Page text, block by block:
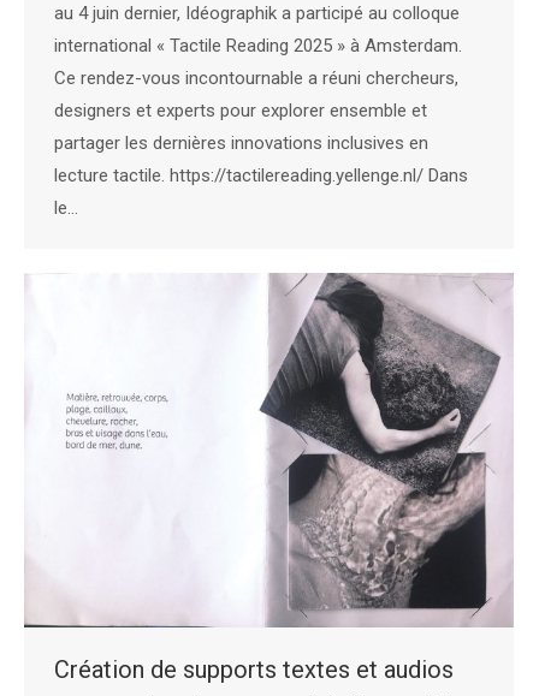
au 4 juin dernier, Idéographik a participé au colloque
international « Tactile Reading 2025 » à Amsterdam.
Ce rendez-vous incontournable a réuni chercheurs,
designers et experts pour explorer ensemble et
partager les dernières innovations inclusives en
lecture tactile. https://tactilereading.yellenge.nl/ Dans
le…
Création de supports textes et audios